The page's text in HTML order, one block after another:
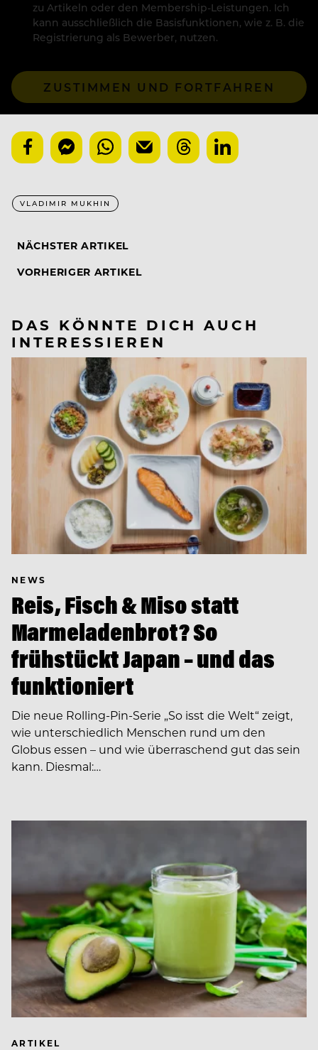
zu Artikeln oder den Membership-Leistungen. Ich
kann ausschließlich die Basisfunktionen, wie z. B. die
Registrierung als Bewerber, nutzen.
ZUSTIMMEN UND FORTFAHREN
VLADIMIR MUKHIN
NÄCHSTER ARTIKEL
VORHERIGER ARTIKEL
DAS KÖNNTE DICH AUCH
INTERESSIEREN
NEWS
Reis, Fisch & Miso statt
Marmeladenbrot? So
frühstückt Japan – und das
funktioniert
Die neue Rolling-Pin-Serie „So isst die Welt“ zeigt,
wie unterschiedlich Menschen rund um den
Globus essen – und wie überraschend gut das sein
kann. Diesmal:…
ARTIKEL